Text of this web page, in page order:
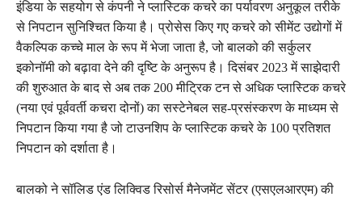
इंडिया के सहयोग से कंपनी ने प्लास्टिक कचरे का पर्यावरण अनुकूल तरीके
से निपटान सुनिश्चित किया है। प्रोसेस किए गए कचरे को सीमेंट उद्योगों में
वैकल्पिक कच्चे माल के रूप में भेजा जाता है, जो बालको की सर्कुलर
इकोनॉमी को बढ़ावा देने की दृष्टि के अनुरूप है। दिसंबर 2023 में साझेदारी
की शुरुआत के बाद से अब तक 200 मीट्रिक टन से अधिक प्लास्टिक कचरे
(नया एवं पूर्ववर्ती कचरा दोनों) का सस्टेनेबल सह-प्रसंस्करण के माध्यम से
निपटान किया गया है जो टाउनशिप के प्लास्टिक कचरे के 100 प्रतिशत
निपटान को दर्शाता है।
बालको ने सॉलिड एंड लिक्विड रिसोर्स मैनेजमेंट सेंटर (एसएलआरएम) की